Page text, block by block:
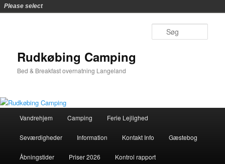
Rudkøbing Camping
Bed & Breakfast overnatning Langeland
Vandrehjem Camping Ferie Lejlighed
Seværdigheder Information Kontakt Info Gæstebog
Åbningstider Priser 2026 Kontrol rapport
Please select